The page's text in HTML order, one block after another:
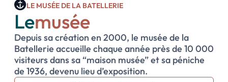
LE MUSÉE DE LA BATELLERIE
Lemusée
Depuis sa création en 2000, le musée de la
Batellerie accueille chaque année près de 10 000
visiteurs dans sa “maison musée” et sa péniche
de 1936, devenu lieu d’exposition.